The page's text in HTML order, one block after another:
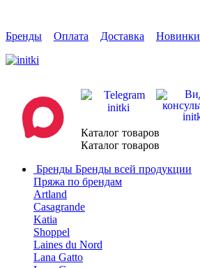
Бренды Оплата Доставка Новинки
Каталог товаров
Каталог товаров
Бренды Бренды всей продукции
Пряжа по брендам
Artland
Casagrande
Katia
Shoppel
Laines du Nord
Lana Gatto